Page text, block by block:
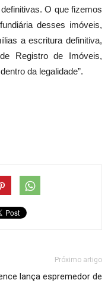
O que fizemos
desses imóveis,
a escritura definitiva,
Registro de Imóveis,
da legalidade”.
Próximo artigo
lança espremedor de